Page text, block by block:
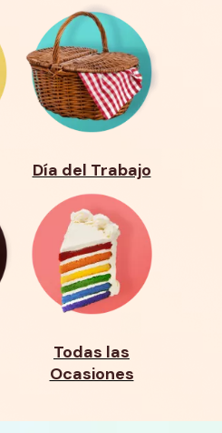
Día del Trabajo
Todas las
Ocasiones